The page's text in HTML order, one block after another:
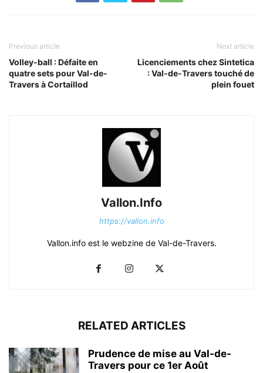
Previous article
Volley-ball : Défaite en
quatre sets pour Val-de-
Travers à Cortaillod
Next article
Licenciements chez Sintetica
: Val-de-Travers touché de
plein fouet
Vallon.Info
https://vallon.info
Vallon.info est le webzine de Val-de-Travers.
RELATED ARTICLES
Prudence de mise au Val-de-
Travers pour ce 1er Août